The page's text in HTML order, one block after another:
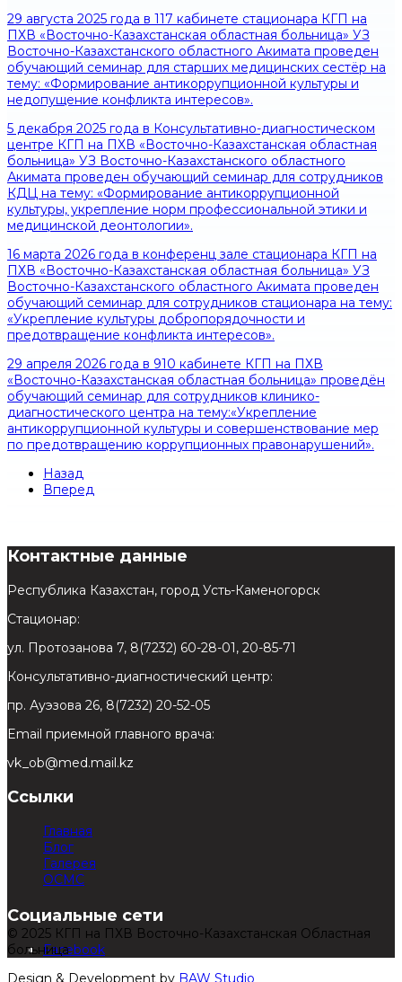
29 августа 2025 года в 117 кабинете стационара КГП на
ПХВ «Восточно-Казахстанская областная больница» УЗ
Восточно-Казахстанского областного Акимата проведен
обучающий семинар для старших медицинских сестёр на
тему: «Формирование антикоррупционной культуры и
недопущение конфликта интересов».
5 декабря 2025 года в Консультативно-диагностическом
центре КГП на ПХВ «Восточно-Казахстанская областная
больница» УЗ Восточно-Казахстанского областного
Акимата проведен обучающий семинар для сотрудников
КДЦ на тему: «Формирование антикоррупционной
культуры, укрепление норм профессиональной этики и
медицинской деонтологии».
16 марта 2026 года в конференц зале стационара КГП на
ПХВ «Восточно-Казахстанская областная больница» УЗ
Восточно-Казахстанского областного Акимата проведен
обучающий семинар для сотрудников стационара на тему:
«Укрепление культуры добропорядочности и
предотвращение конфликта интересов».
29 апреля 2026 года в 910 кабинете КГП на ПХВ
«Восточно-Казахстанская областная больница» проведён
обучающий семинар для сотрудников клинико-
диагностического центра на тему:«Укрепление
антикоррупционной культуры и совершенствование мер
по предотвращению коррупционных правонарушений».
Назад
Вперед
Контактные данные
Республика Казахстан, город Усть-Каменогорск
Стационар:
ул. Протозанова 7, 8(7232) 60-28-01, 20-85-71
Консультативно-диагностический центр:
пр. Ауэзова 26, 8(7232) 20-52-05
Email приемной главного врача:
vk_ob@med.mail.kz
Ссылки
Главная
Блог
Галерея
ОСМС
Социальные сети
Facebook
© 2025 КГП на ПХВ Восточно-Казахстанская Областная
больница
Design & Development by BAW Studio